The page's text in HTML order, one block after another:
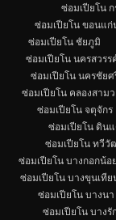
ซ่อมเปียโน
ซ่อมเปียโน ขอนแก่
ซ่อมเปียโน ชัยภูมิ
ซ่อมเปียโน นครสวรร
ซ่อมเปียโน นครชัยศ
ซ่อมเปียโน คลองสาม
ซ่อมเปียโน จตุจักร
ซ่อมเปียโน ดิน
ซ่อมเปียโน ทวีวั
ซ่อมเปียโน บางกอกน้อย
ซ่อมเปียโน บางขุนเทีย
ซ่อมเปียโน บางนา
ซ่อมเปียโน บางรั